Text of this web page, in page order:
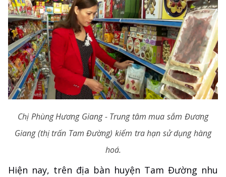
Chị Phùng Hương Giang - Trung tâm mua sắm Đương
Giang (thị trấn Tam Đường) kiểm tra hạn sử dụng hàng
hoá.
Hiện nay, trên địa bàn huyện Tam Đường nhu